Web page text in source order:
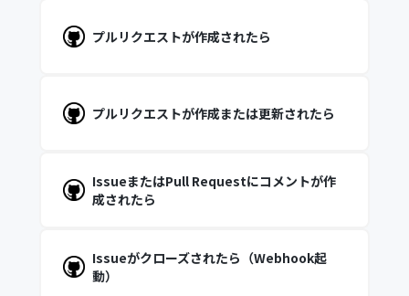
プルリクエストが作成されたら
プルリクエストが作成または更新されたら
IssueまたはPull Requestにコメントが作
成されたら
Issueがクローズされたら（Webhook起
動）